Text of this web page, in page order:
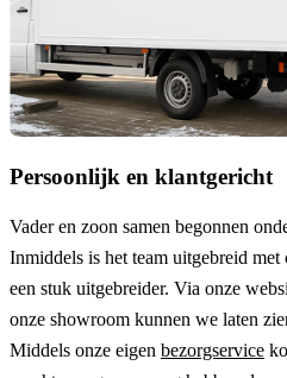
Persoonlijk en klantgericht
Vader en zoon samen begonnen
Inmiddels is het team uitgebreid met
een stuk uitgebreider. Via onze
onze showroom kunnen we laten
Middels onze eigen bezorgservice